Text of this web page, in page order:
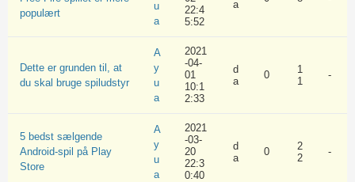
populært
u
a
22:4
5:52
a
Dette er grunden til, at
du skal bruge spiludstyr
A
y
u
a
2021
-04-
01
10:1
2:33
d
a
0
1
1
-
5 bedst sælgende
Android-spil på Play
Store
A
y
u
a
2021
-03-
20
22:3
0:40
d
a
0
2
2
-